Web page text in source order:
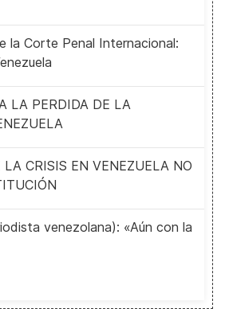
la Corte Penal Internacional:
LA PERDIDA DE LA
LA CRISIS EN VENEZUELA NO
venezolana): «Aún con la